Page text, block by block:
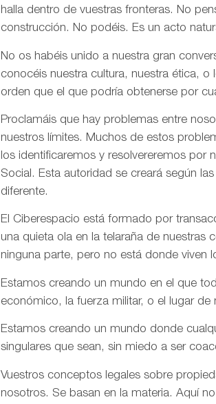
halla dentro de vuestras fronteras. No
construcción. No podéis. Es un acto
No os habéis unido a nuestra gran
conocéis nuestra cultura, nuestra ética,
orden que el que podría obtenerse por
Proclamáis que hay problemas entre
nuestros límites. Muchos de estos
los identificaremos y resolvereremos por
Social. Esta autoridad se creará según
diferente.
El Ciberespacio está formado por
una quieta ola en la telaraña de nuestras
ninguna parte, pero no está donde viven
Estamos creando un mundo en el que
económico, la fuerza militar, o el lugar de
Estamos creando un mundo donde
singulares que sean, sin miedo a ser
Vuestros conceptos legales sobre
nosotros. Se basan en la materia. Aquí